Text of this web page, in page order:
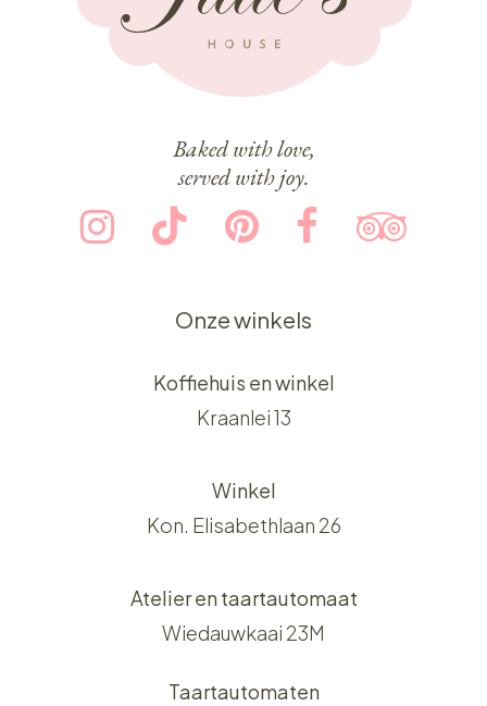
Baked with love,
served with joy.
Onze winkels
Koffiehuis en winkel
Kraanlei 13
Winkel
Kon. Elisabethlaan 26
Atelier en taartautomaat
Wiedauwkaai 23M
Taartautomaten